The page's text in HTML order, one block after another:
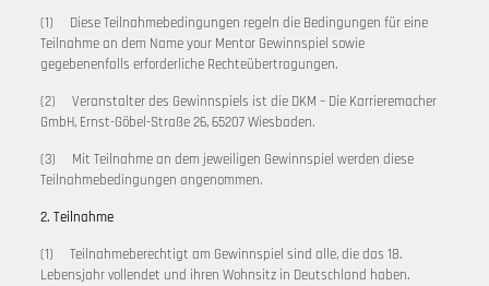
(1) Diese Teilnahmebedingungen regeln die Bedingungen für eine
Teilnahme an dem Name your Mentor Gewinnspiel sowie
gegebenenfalls erforderliche Rechteübertragungen.
(2) Veranstalter des Gewinnspiels ist die DKM – Die Karrieremacher
GmbH, Ernst-Göbel-Straße 26, 65207 Wiesbaden.
(3) Mit Teilnahme an dem jeweiligen Gewinnspiel werden diese
Teilnahmebedingungen angenommen.
2. Teilnahme
(1) Teilnahmeberechtigt am Gewinnspiel sind alle, die das 18.
Lebensjahr vollendet und ihren Wohnsitz in Deutschland haben.